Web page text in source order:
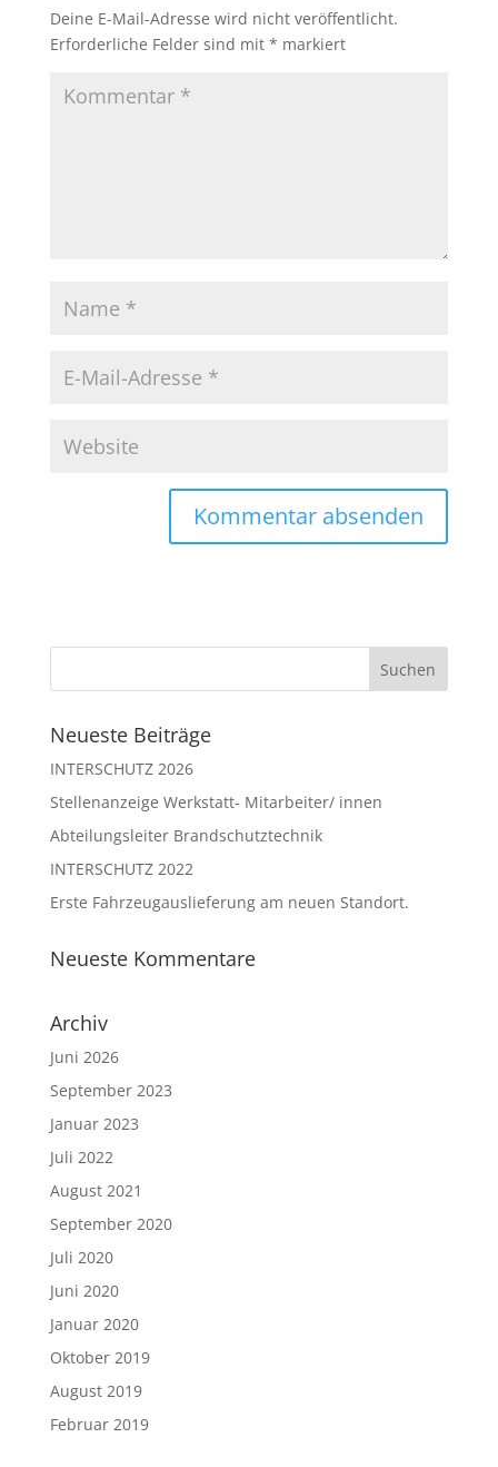
Deine E-Mail-Adresse wird nicht veröffentlicht.
Erforderliche Felder sind mit * markiert
Neueste Beiträge
INTERSCHUTZ 2026
Stellenanzeige Werkstatt- Mitarbeiter/ innen
Abteilungsleiter Brandschutztechnik
INTERSCHUTZ 2022
Erste Fahrzeugauslieferung am neuen Standort.
Neueste Kommentare
Archiv
Juni 2026
September 2023
Januar 2023
Juli 2022
August 2021
September 2020
Juli 2020
Juni 2020
Januar 2020
Oktober 2019
August 2019
Februar 2019